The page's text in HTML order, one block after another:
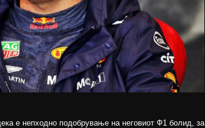
е непходно подобрување на неговиот Ф1 болид, за